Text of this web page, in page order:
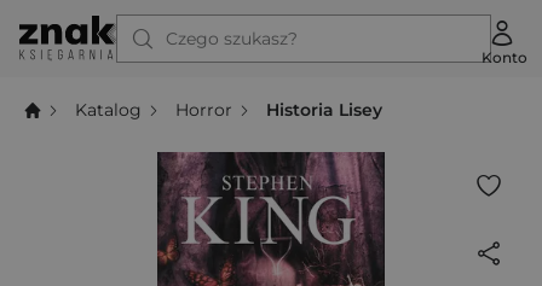
Czego szukasz?
Konto
Katalog Horror Historia Lisey